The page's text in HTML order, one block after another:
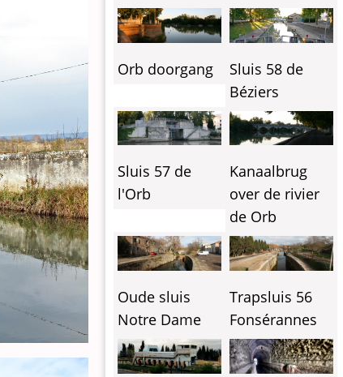
Orb doorgang
Sluis 58 de
Béziers
Sluis 57 de
l'Orb
Kanaalbrug
over de rivier
de Orb
Oude sluis
Notre Dame
Trapsluis 56
Fonsérannes